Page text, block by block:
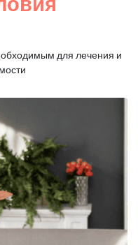
для лечения и